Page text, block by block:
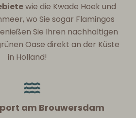
wie die Kwade Hoek und
wo Sie sogar Flamingos
Sie Ihren nachhaltigen
Oase direkt an der Küste
in Holland!
am Brouwersdam